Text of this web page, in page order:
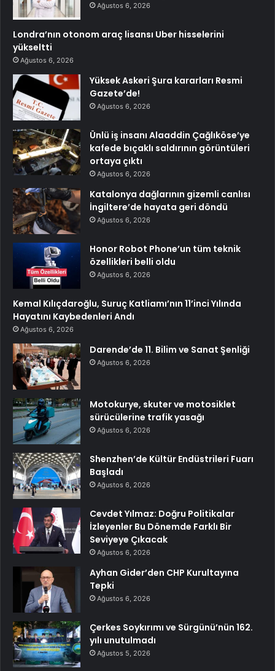
Ağustos 6, 2026
Londra’nın otonom araç lisansı Uber hisselerini
yükseltti
Ağustos 6, 2026
Yüksek Askeri Şura kararları Resmi
Gazete’de!
Ağustos 6, 2026
Ünlü iş insanı Alaaddin Çağlıköse’ye
kafede bıçaklı saldırının görüntüleri
ortaya çıktı
Ağustos 6, 2026
Katalonya dağlarının gizemli canlısı
İngiltere’de hayata geri döndü
Ağustos 6, 2026
Honor Robot Phone’un tüm teknik
özellikleri belli oldu
Ağustos 6, 2026
Kemal Kılıçdaroğlu, Suruç Katliamı’nın 11’inci Yılında
Hayatını Kaybedenleri Andı
Ağustos 6, 2026
Darende’de 11. Bilim ve Sanat Şenliği
Ağustos 6, 2026
Motokurye, skuter ve motosiklet
sürücülerine trafik yasağı
Ağustos 6, 2026
Shenzhen’de Kültür Endüstrileri Fuarı
Başladı
Ağustos 6, 2026
Cevdet Yılmaz: Doğru Politikalar
İzleyenler Bu Dönemde Farklı Bir
Seviyeye Çıkacak
Ağustos 6, 2026
Ayhan Gider’den CHP Kurultayına
Tepki
Ağustos 6, 2026
Çerkes Soykırımı ve Sürgünü’nün 162.
yılı unutulmadı
Ağustos 5, 2026